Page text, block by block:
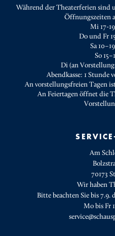
Während der Theaterferien sind
Öffnungszeiten
Mi 17-
Do und Fr
Sa
So
Di (an
Abendkasse: 1 Stunde
An vorstellungsfreien Tagen
An Feiertagen öffnet die
Am
70173
Wir haben
Bitte beachten Sie bis
Mo bis Fr